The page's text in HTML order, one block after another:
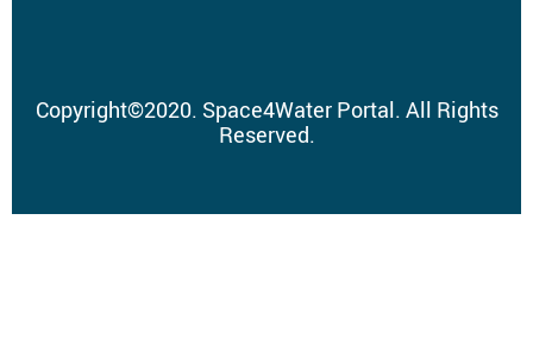
Copyright©2020. Space4Water Portal. All Rights
Reserved.